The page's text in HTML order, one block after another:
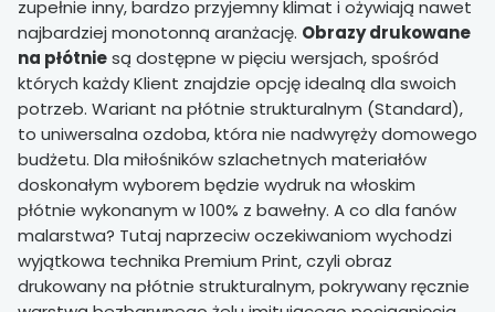
zupełnie inny, bardzo przyjemny klimat i ożywiają nawet
najbardziej monotonną aranżację. Obrazy drukowane
na płótniesą dostępne w pięciu wersjach, spośród
których każdy Klient znajdzie opcję idealną dla swoich
potrzeb. Wariant na płótnie strukturalnym (Standard),
to uniwersalna ozdoba, która nie nadwyręży domowego
budżetu. Dla miłośników szlachetnych materiałów
doskonałym wyborem będzie wydruk na włoskim
płótnie wykonanym w 100% z bawełny. A co dla fanów
malarstwa? Tutaj naprzeciw oczekiwaniom wychodzi
wyjątkowa technika Premium Print, czyli obraz
drukowany na płótnie strukturalnym, pokrywany ręcznie